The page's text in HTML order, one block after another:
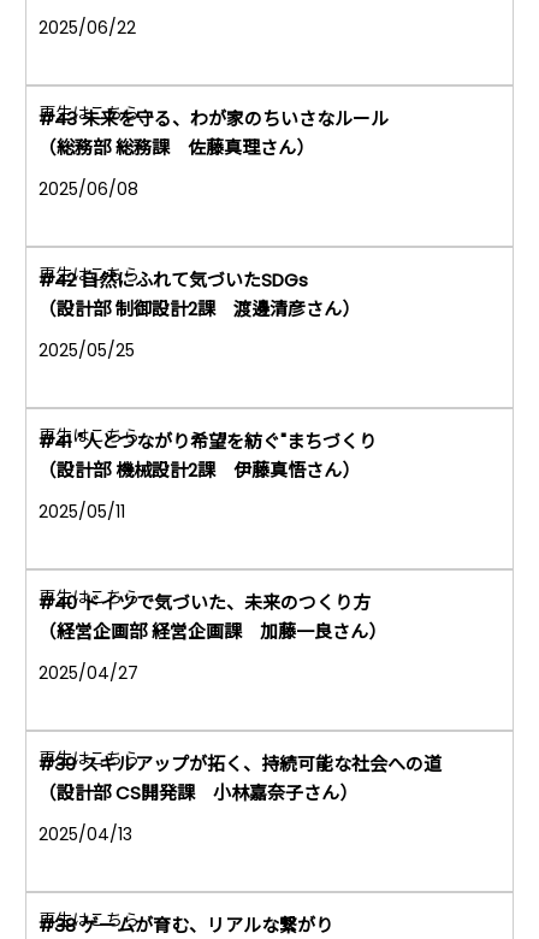
2025/06/22
#43 未来を守る、わが家のちいさなルール
（総務部 総務課 佐藤真理さん）
2025/06/08
#42 自然にふれて気づいたSDGs
（設計部 制御設計2課 渡邊清彦さん）
2025/05/25
#41 "人とつながり希望を紡ぐ"まちづくり
（設計部 機械設計2課 伊藤真悟さん）
2025/05/11
#40 ドイツで気づいた、未来のつくり方
（経営企画部 経営企画課 加藤一良さん）
2025/04/27
#39 スキルアップが拓く、持続可能な社会への道
（設計部 CS開発課 小林嘉奈子さん）
2025/04/13
#38 ゲームが育む、リアルな繋がり